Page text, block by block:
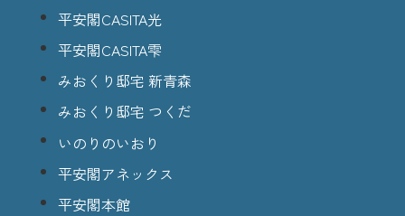
平安閣CASITA光
平安閣CASITA雫
みおくり邸宅 新青森
みおくり邸宅 つくだ
いのりのいおり
平安閣アネックス
平安閣本館